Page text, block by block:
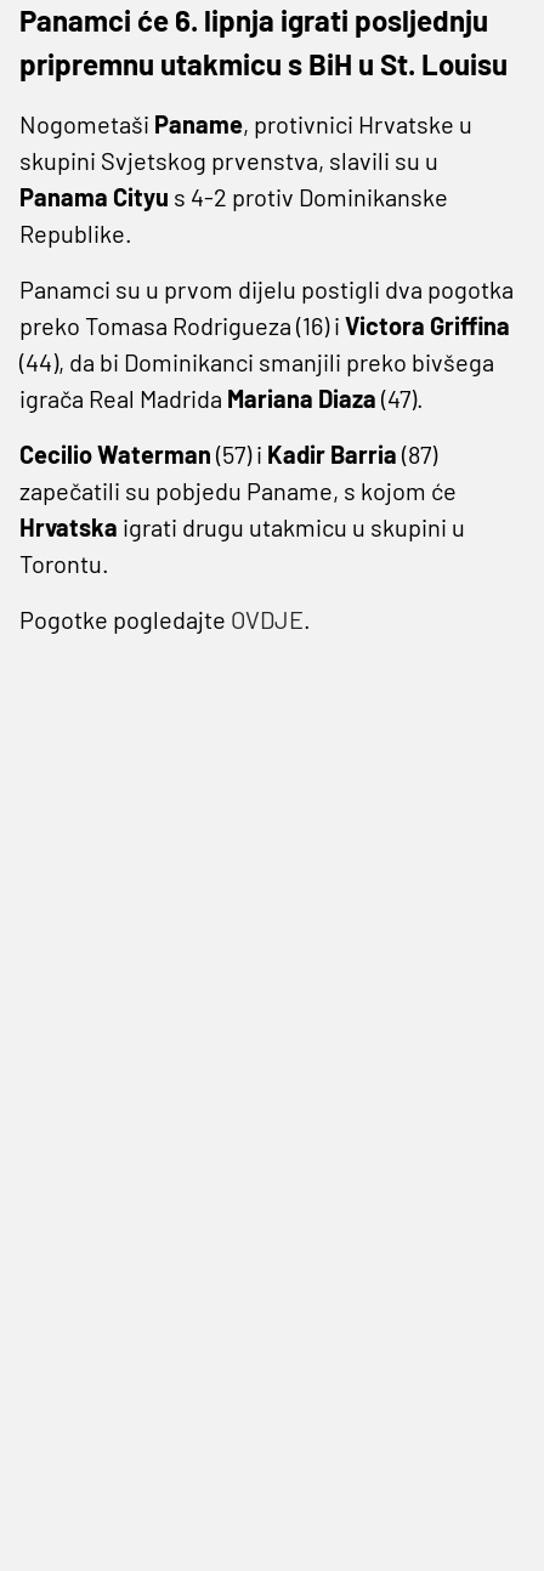
Panamci će 6. lipnja igrati posljednju
pripremnu utakmicu s BiH u St. Louisu
Nogometaši Paname, protivnici Hrvatske u
skupini Svjetskog prvenstva, slavili su u
Panama Cityu s 4-2 protiv Dominikanske
Republike.
Panamci su u prvom dijelu postigli dva pogotka
preko Tomasa Rodrigueza (16) i Victora Griffina
(44), da bi Dominikanci smanjili preko bivšega
igrača Real Madrida Mariana Diaza (47).
Cecilio Waterman (57) i Kadir Barria (87)
zapečatili su pobjedu Paname, s kojom će
Hrvatska igrati drugu utakmicu u skupini u
Torontu.
Pogotke pogledajte OVDJE.